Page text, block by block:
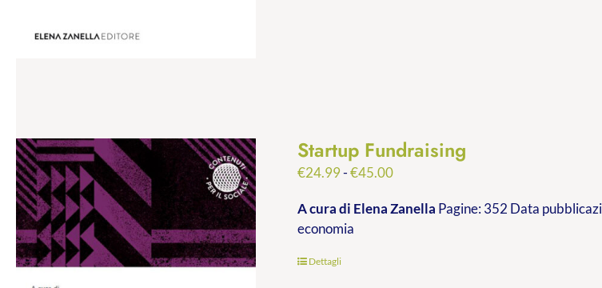
Startup Fundraising
€24.99-€45.00Fascia
prezzo:
A cura di Elena Zanella Pagine: 352 Data
economia
Dettagli